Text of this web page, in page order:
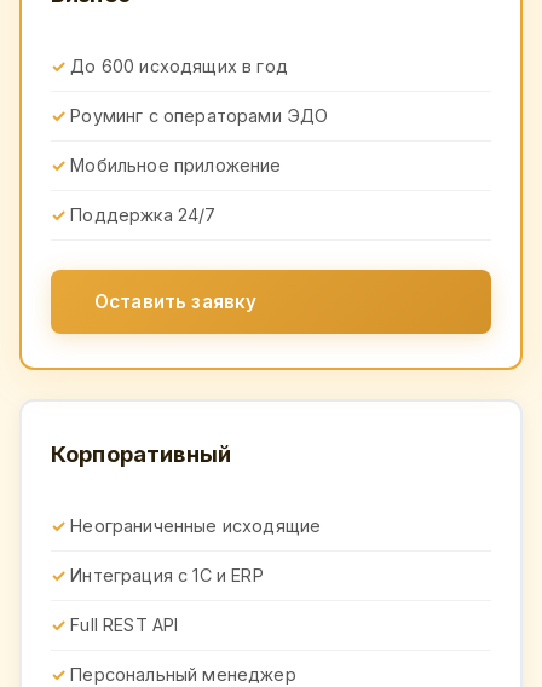
До 600 исходящих в год
Роуминг с операторами ЭДО
Мобильное приложение
Поддержка 24/7
Оставить заявку
Корпоративный
Неограниченные исходящие
Интеграция с 1С и ERP
Full REST API
Персональный менеджер